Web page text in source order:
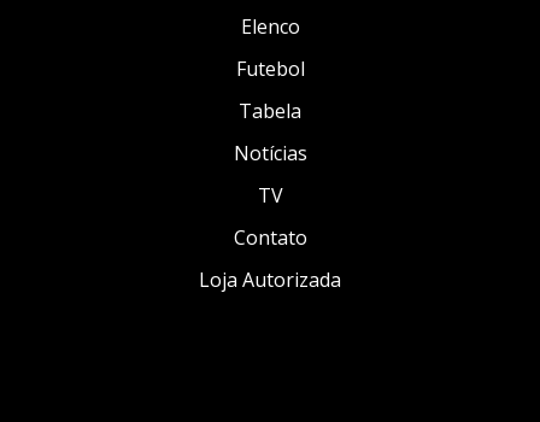
Elenco
Futebol
Tabela
Notícias
TV
Contato
Loja Autorizada